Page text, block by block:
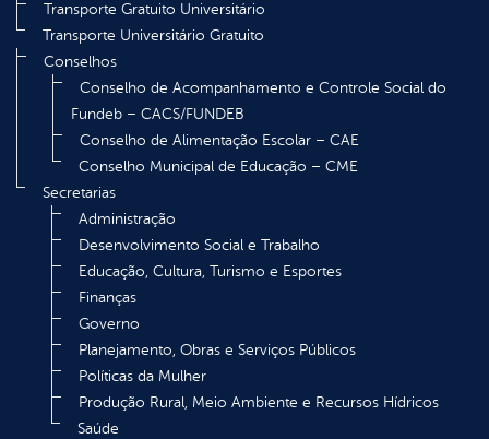
Transporte Gratuito Universitário
Transporte Universitário Gratuito
Conselhos
Conselho de Acompanhamento e Controle Social do
Fundeb – CACS/FUNDEB
Conselho de Alimentação Escolar – CAE
Conselho Municipal de Educação – CME
Secretarias
Administração
Desenvolvimento Social e Trabalho
Educação, Cultura, Turismo e Esportes
Finanças
Governo
Planejamento, Obras e Serviços Públicos
Políticas da Mulher
Produção Rural, Meio Ambiente e Recursos Hídricos
Saúde